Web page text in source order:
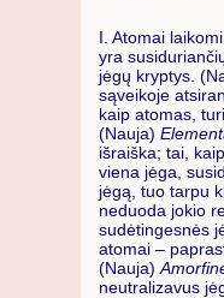
I. Atomai
yra
jėgų kryptys.
sąveikoje
kaip atomas,
(Nauja)
išraiška; tai,
viena jėga,
jėgą, tuo tarpu
neduoda jokio
sudėtingesnės
atomai –
(Nauja)
neutralizavus